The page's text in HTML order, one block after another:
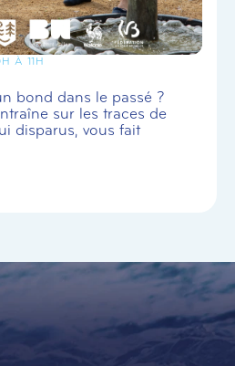
À 11H
bond dans le passé ?
sur les traces de
disparus, vous fait